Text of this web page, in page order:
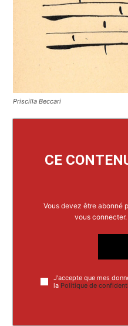
Priscilla Beccari
CE
Vous devez être abonné
vous
J'accepte que mes
la Politique de